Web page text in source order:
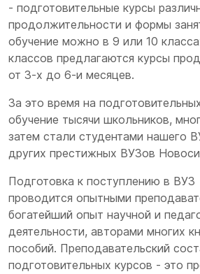
- подготовительные курсы
продолжительности и формы
обучение можно в 9 или 10
классов предлагаются курсы
от 3-х до 6-и месяцев.
За это время на
обучение тысячи школьников,
затем стали студентами нашего
других престижных ВУЗов
Подготовка к поступлению в ВУЗ
проводится опытными
богатейший опыт научной и
деятельности, авторами многих
пособий. Преподавательский
подготовительных курсов - это